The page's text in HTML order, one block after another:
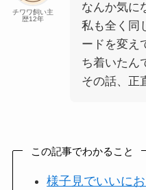
チワワ飼い主
歴12年
なんか気に
私も全く同
ードを変え
ち着いたん
その話、正
この記事でわかること
様子見でいいに